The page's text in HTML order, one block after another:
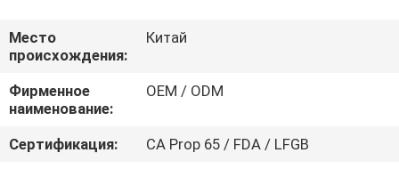
О
НАС
ПУТЕШЕСТВИЕ
Место
происхождения:
Китай
Фирменное
наименование:
OEM / ODM
Сертификация:
CA Prop 65 / FDA / LFGB